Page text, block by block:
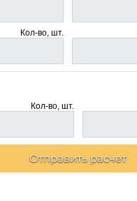
Кол-во, шт.
Кол-во, шт.
Отправить расчет